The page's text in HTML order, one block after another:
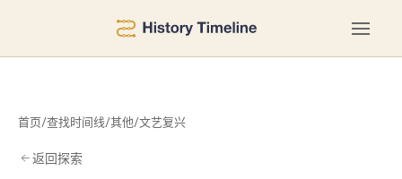
首页/查找时间线/其他/文艺复兴
返回探索